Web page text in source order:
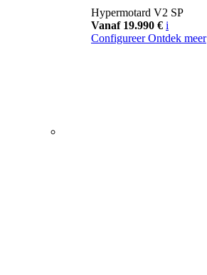
Hypermotard V2 SP
Vanaf 19.990 € i
Configureer Ontdek meer